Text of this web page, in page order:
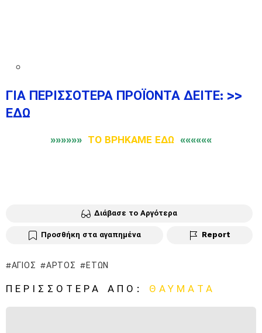
ΓΙΑ ΠΕΡΙΣΣΟΤΕΡΑ ΠΡΟΪΟΝΤΑ ΔΕΙΤΕ: >>
ΕΔΩ
»»»»»» ΤΟ ΒΡΗΚΑΜΕ ΕΔΩ ««««««
Διάβασε το Αργότερα
Προσθήκη στα αγαπημένα Report
ΆΓΙΟΣ ΆΡΤΟΣ ΕΤΏΝ
ΠΕΡΙΣΣΌΤΕΡΑ ΑΠΌ: ΘΑΎΜΑΤΑ